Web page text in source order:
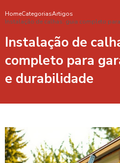
HomeCategoriasArtigos
Instalação de calhas: guia completo
Instalação de
completo para
e durabilidade